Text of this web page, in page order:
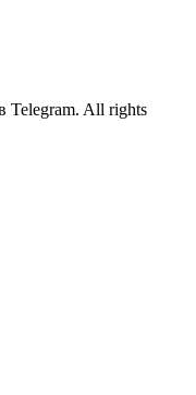
Telegram. All rights